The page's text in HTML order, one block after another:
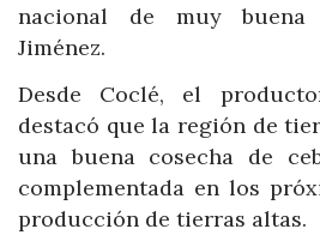
nacional de muy buena
Jiménez.
Desde Coclé, el
destacó que la región de
una buena cosecha de
complementada en los
producción de tierras altas.